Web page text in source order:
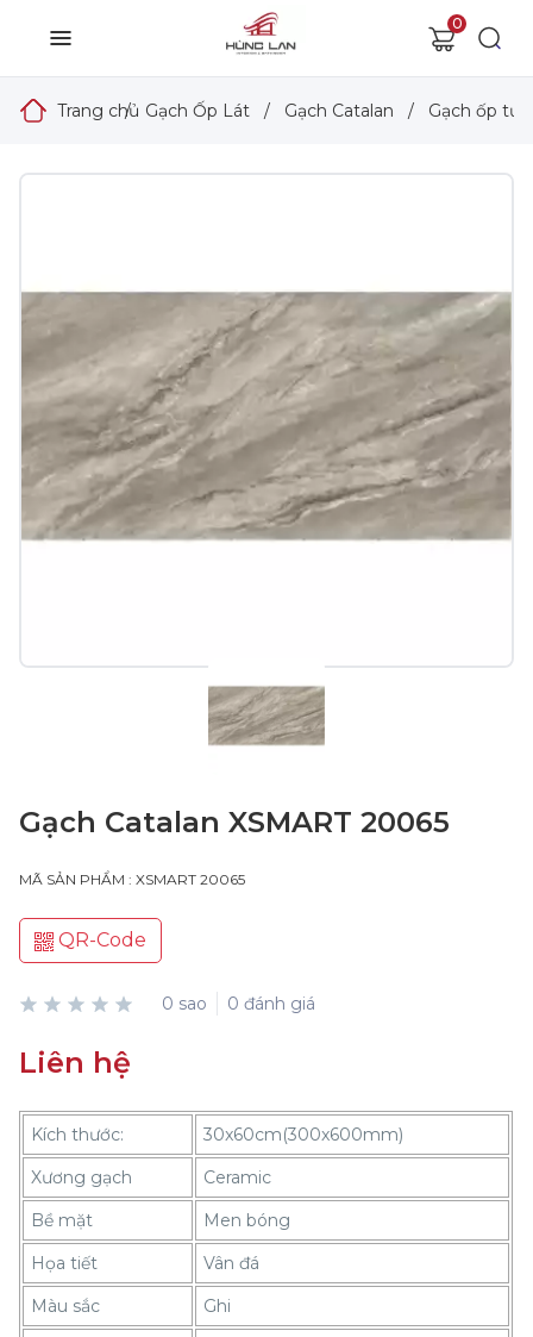
0
Trang chủ
/ Gạch Ốp Lát / Gạch Catalan / Gạch ốp
Gạch Catalan XSMART 20065
MÃ SẢN PHẨM : XSMART 20065
QR-Code
0 sao 0 đánh giá
Liên hệ
Kích thước:
30x60cm(300x600mm)
Xương gạch
Ceramic
Bề mặt
Men bóng
Họa tiết
Vân đá
Màu sắc
Ghi